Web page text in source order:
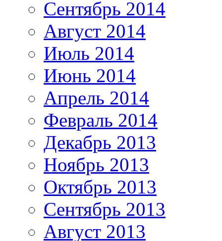
Сентябрь 2014
Август 2014
Июль 2014
Июнь 2014
Апрель 2014
Февраль 2014
Декабрь 2013
Ноябрь 2013
Октябрь 2013
Сентябрь 2013
Август 2013